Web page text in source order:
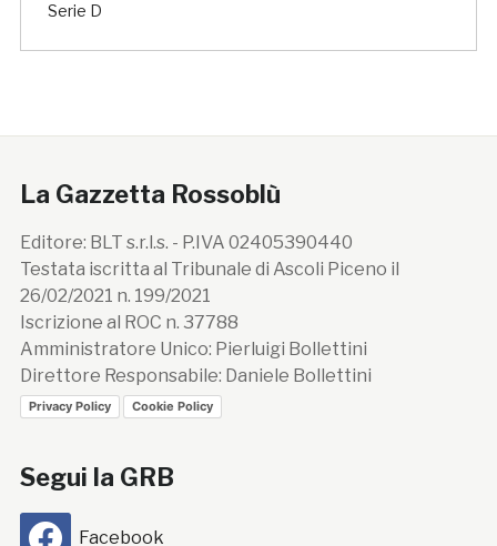
Serie D
La Gazzetta Rossoblù
Editore: BLT s.r.l.s. - P.IVA 02405390440
Testata iscritta al Tribunale di Ascoli Piceno il
26/02/2021 n. 199/2021
Iscrizione al ROC n. 37788
Amministratore Unico: Pierluigi Bollettini
Direttore Responsabile: Daniele Bollettini
Privacy Policy Cookie Policy
Segui la GRB
Facebook